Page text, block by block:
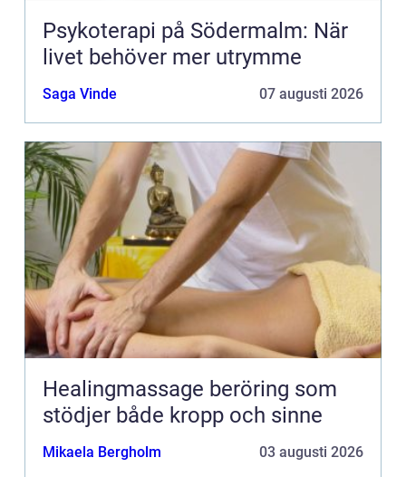
Psykoterapi på Södermalm: När
livet behöver mer utrymme
Saga Vinde 07 augusti 2026
Healingmassage beröring som
stödjer både kropp och sinne
Mikaela Bergholm 03 augusti 2026